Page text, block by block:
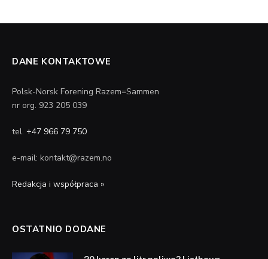
DANE KONTAKTOWE
Polsk-Norsk Forening Razem=Sammen
nr org. 923 205 039
tel. +47 966 79 750
e-mail: kontakt@razem.no
Redakcja i współpraca »
OSTATNIO DODANE